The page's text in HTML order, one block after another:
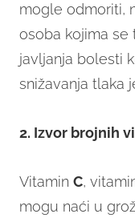
mogle odmoriti,
osoba kojima se
javljanja bolesti
snižavanja tlaka
2. Izvor brojnih
Vitamin C,
mogu naći u